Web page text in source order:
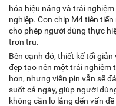
hóa hiệu năng và trải
nghiệp. Con chip M4 tiên
cho phép người dùng thực
trơn tru.
Bên cạnh đó, thiết kế tối
đẹp tạo nên một trải nghiệm
hơn, nhưng viên pin vẫn sẽ
suốt cả ngày, giúp người
không cần lo lắng đến vấn